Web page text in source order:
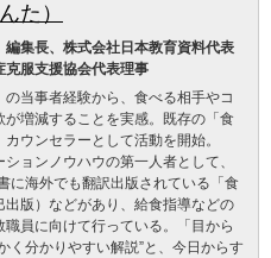
た）
集長、株式会社日本教育資料代表
克服支援協会代表理事
当事者経験から、食べる相手やコ
増減することを実感。既存の「食
ウンセラーとして活動を開始。
ョンノウハウの第一人者として、
に海外でも翻訳出版されている「食
版）などがあり、給食指導などの
員に向けて行っている。「目から
く分かりやすい解説”と、今日からす